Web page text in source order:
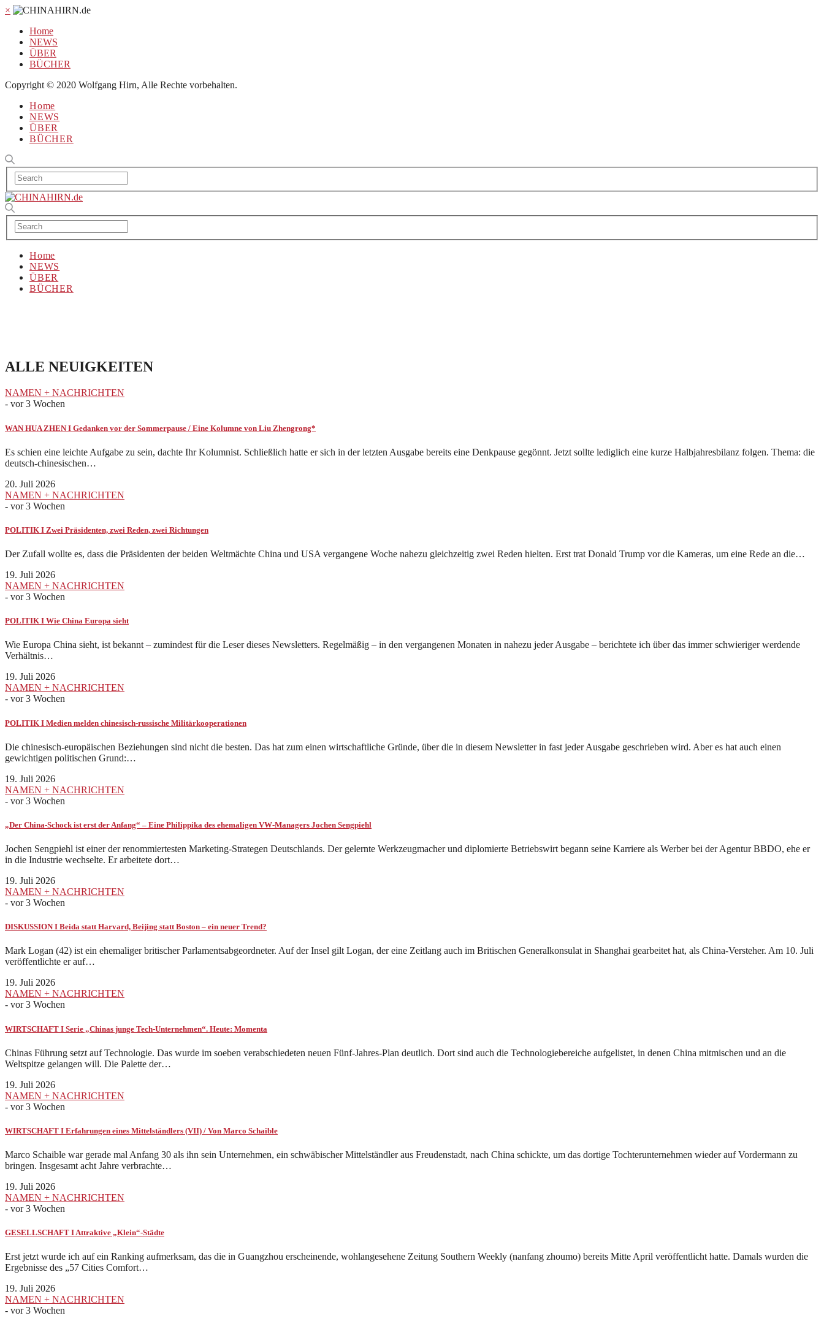
×
Home
NEWS
ÜBER
BÜCHER
Copyright © 2020 Wolfgang Hirn, Alle Rechte vorbehalten.
Home
NEWS
ÜBER
BÜCHER
Home
NEWS
ÜBER
BÜCHER
ALLE NEUIGKEITEN
NAMEN + NACHRICHTEN
- vor 3 Wochen
WAN HUA ZHEN I Gedanken vor der Sommerpause / Eine Kolumne von Liu Zhengrong*
Es schien eine leichte Aufgabe zu sein, dachte Ihr Kolumnist. Schließlich hatte er sich in der letzten Ausgabe bereits eine Denkpause gegönnt. Jetzt sollte lediglich eine kurze Halbjahresbilanz folgen. Thema: die
deutsch-chinesischen…
20. Juli 2026
NAMEN + NACHRICHTEN
- vor 3 Wochen
POLITIK I Zwei Präsidenten, zwei Reden, zwei Richtungen
Der Zufall wollte es, dass die Präsidenten der beiden Weltmächte China und USA vergangene Woche nahezu gleichzeitig zwei Reden hielten. Erst trat Donald Trump vor die Kameras, um eine Rede an die…
19. Juli 2026
NAMEN + NACHRICHTEN
- vor 3 Wochen
POLITIK I Wie China Europa sieht
Wie Europa China sieht, ist bekannt – zumindest für die Leser dieses Newsletters. Regelmäßig – in den vergangenen Monaten in nahezu jeder Ausgabe – berichtete ich über das immer schwieriger werdende
Verhältnis…
19. Juli 2026
NAMEN + NACHRICHTEN
- vor 3 Wochen
POLITIK I Medien melden chinesisch-russische Militärkooperationen
Die chinesisch-europäischen Beziehungen sind nicht die besten. Das hat zum einen wirtschaftliche Gründe, über die in diesem Newsletter in fast jeder Ausgabe geschrieben wird. Aber es hat auch einen
gewichtigen politischen Grund:…
19. Juli 2026
NAMEN + NACHRICHTEN
- vor 3 Wochen
„Der China-Schock ist erst der Anfang“ – Eine Philippika des ehemaligen VW-Managers Jochen Sengpiehl
Jochen Sengpiehl ist einer der renommiertesten Marketing-Strategen Deutschlands. Der gelernte Werkzeugmacher und diplomierte Betriebswirt begann seine Karriere als Werber bei der Agentur BBDO, ehe er
in die Industrie wechselte. Er arbeitete dort…
19. Juli 2026
NAMEN + NACHRICHTEN
- vor 3 Wochen
DISKUSSION I Beida statt Harvard, Beijing statt Boston – ein neuer Trend?
Mark Logan (42) ist ein ehemaliger britischer Parlamentsabgeordneter. Auf der Insel gilt Logan, der eine Zeitlang auch im Britischen Generalkonsulat in Shanghai gearbeitet hat, als China-Versteher. Am 10. Juli
veröffentlichte er auf…
19. Juli 2026
NAMEN + NACHRICHTEN
- vor 3 Wochen
WIRTSCHAFT I Serie „Chinas junge Tech-Unternehmen“. Heute: Momenta
Chinas Führung setzt auf Technologie. Das wurde im soeben verabschiedeten neuen Fünf-Jahres-Plan deutlich. Dort sind auch die Technologiebereiche aufgelistet, in denen China mitmischen und an die
Weltspitze gelangen will. Die Palette der…
19. Juli 2026
NAMEN + NACHRICHTEN
- vor 3 Wochen
WIRTSCHAFT I Erfahrungen eines Mittelständlers (VII) / Von Marco Schaible
Marco Schaible war gerade mal Anfang 30 als ihn sein Unternehmen, ein schwäbischer Mittelständler aus Freudenstadt, nach China schickte, um das dortige Tochterunternehmen wieder auf Vordermann zu
bringen. Insgesamt acht Jahre verbrachte…
19. Juli 2026
NAMEN + NACHRICHTEN
- vor 3 Wochen
GESELLSCHAFT I Attraktive „Klein“-Städte
Erst jetzt wurde ich auf ein Ranking aufmerksam, das die in Guangzhou erscheinende, wohlangesehene Zeitung Southern Weekly (nanfang zhoumo) bereits Mitte April veröffentlicht hatte. Damals wurden die
Ergebnisse des „57 Cities Comfort…
19. Juli 2026
NAMEN + NACHRICHTEN
- vor 3 Wochen